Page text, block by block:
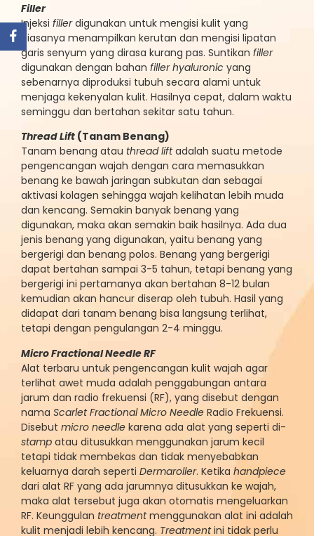
Filler
Injeksi fillerdigunakan untuk mengisi kulit yang
biasanya menampilkan kerutan dan mengisi lipatan
garis senyum yang dirasa kurang pas. Suntikan filler
digunakan dengan bahan filler hyaluronic yang
sebenarnya diproduksi tubuh secara alami untuk
menjaga kekenyalan kulit. Hasilnya cepat, dalam waktu
seminggu dan bertahan sekitar satu tahun.
Thread Lift (Tanam Benang)
Tanam benang atau thread liftadalah suatu metode
pengencangan wajah dengan cara memasukkan
benang ke bawah jaringan subkutan dan sebagai
aktivasi kolagen sehingga wajah kelihatan lebih muda
dan kencang. Semakin banyak benang yang
digunakan, maka akan semakin baik hasilnya. Ada dua
jenis benang yang digunakan, yaitu benang yang
bergerigi dan benang polos. Benang yang bergerigi
dapat bertahan sampai 3-5 tahun, tetapi benang yang
bergerigi ini pertamanya akan bertahan 8-12 bulan
kemudian akan hancur diserap oleh tubuh. Hasil yang
didapat dari tanam benang bisa langsung terlihat,
tetapi dengan pengulangan 2-4 minggu.
Micro Fractional Needle RF
Alat terbaru untuk pengencangan kulit wajah agar
terlihat awet muda adalah penggabungan antara
jarum dan radio frekuensi (RF), yang disebut dengan
nama Scarlet Fractional Micro Needle Radio Frekuensi.
Disebut micro needle karena ada alat yang seperti di-
stamp atau ditusukkan menggunakan jarum kecil
tetapi tidak membekas dan tidak menyebabkan
keluarnya darah seperti Dermaroller. Ketika handpiece
dari alat RF yang ada jarumnya ditusukkan ke wajah,
maka alat tersebut juga akan otomatis mengeluarkan
RF. Keunggulan treatmentmenggunakan alat ini adalah
kulit menjadi lebih kencang. Treatmentini tidak perlu